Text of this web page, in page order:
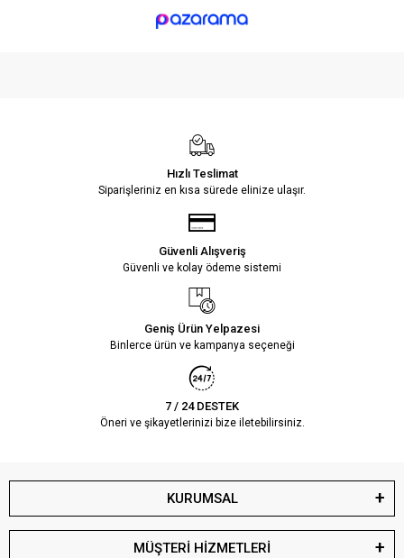
Hızlı Teslimat
Siparişleriniz en kısa sürede elinize ulaşır.
Güvenli Alışveriş
Güvenli ve kolay ödeme sistemi
Geniş Ürün Yelpazesi
Binlerce ürün ve kampanya seçeneği
7 / 24 DESTEK
Öneri ve şikayetlerinizi bize iletebilirsiniz.
KURUMSAL
MÜŞTERİ HİZMETLERİ